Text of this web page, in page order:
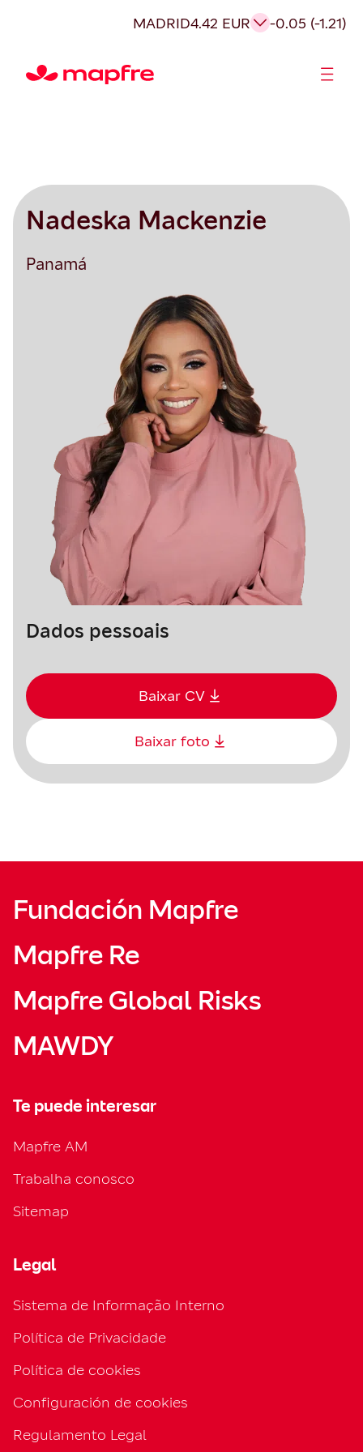
MADRID4.42 EUR -0.05 (-1.21)
Nadeska Mackenzie
Panamá
Dados pessoais
Baixar CV
Baixar foto
Fundación Mapfre
Mapfre Re
Mapfre Global Risks
MAWDY
Te puede interesar
Mapfre AM
Trabalha conosco
Sitemap
Legal
Sistema de Informação Interno
Política de Privacidade
Política de cookies
Configuración de cookies
Regulamento Legal